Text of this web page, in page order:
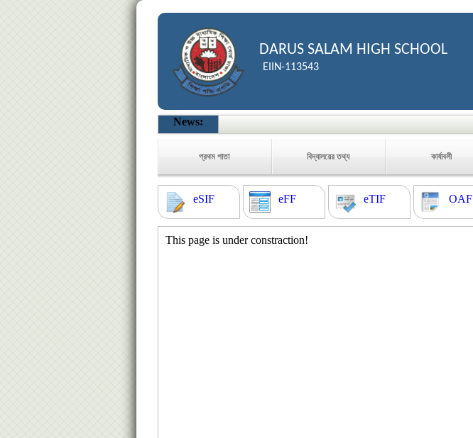
DARUS SALAM HIGH SCHOOL
EIIN-113543
News:
প্রথম পাতা বিদ্যালয়ের তথ্য কার্যাবলী
eSIF eFF eTIF OAF
This page is under constraction!